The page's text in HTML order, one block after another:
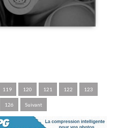
119 120 121 122 123
126 Suivant